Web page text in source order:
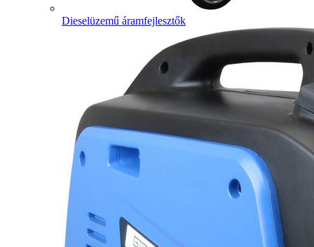
Dieselüzemű áramfejlesztők